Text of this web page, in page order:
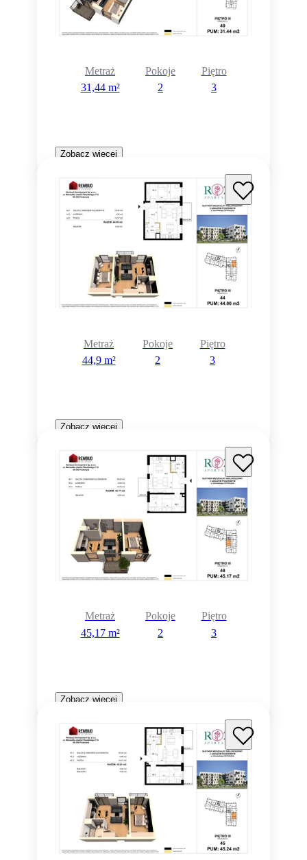
Metraż
31,44 m²
Pokoje
2
Piętro
3
Zobacz więcej
Metraż
44,9 m²
Pokoje
2
Piętro
3
Zobacz więcej
Metraż
45,17 m²
Pokoje
2
Piętro
3
Zobacz więcej